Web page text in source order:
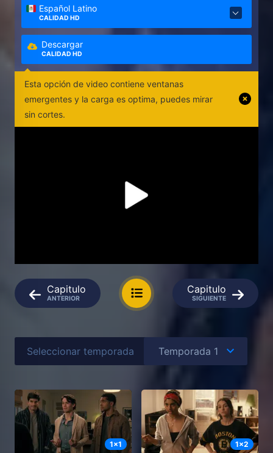
Español Latino
CALIDAD HD
Descargar
CALIDAD HD
Esta opción de video contiene ventanas
emergentes y la carga es optima, puedes mirar
sin cortes.
Capitulo
ANTERIOR
Capitulo
SIGUIENTE
Seleccionar temporada
1x1 1x2